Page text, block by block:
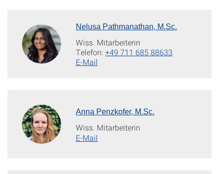
Nelusa Pathmanathan, M.Sc.
Wiss. Mitarbeiterin
Telefon:+49 711 685 88633
E-Mail
Anna Penzkofer, M.Sc.
Wiss. Mitarbeiterin
E-Mail